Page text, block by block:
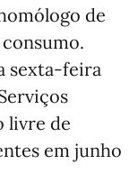
de
sexta-feira
livre de
em junho